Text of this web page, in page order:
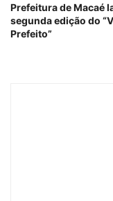
Prefeitura de Macaé
segunda edição do
Prefeito”